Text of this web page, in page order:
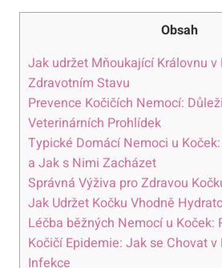
Obsah
Jak udržet Mňoukající Královnu v
Zdravotním Stavu
Prevence Kočičích Nemocí:
Veterinárních Prohlídek
Typické Domácí Nemoci u
a Jak s Nimi Zacházet
Správná Výživa pro Zdravou
Jak Udržet Kočku Vhodně
Léčba běžných Nemocí u Koček:
Kočičí Epidemie: Jak se Chovat
Infekce